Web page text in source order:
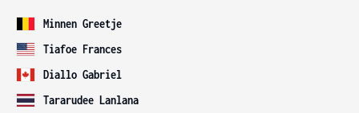
Minnen Greetje
Tiafoe Frances
Diallo Gabriel
Tararudee Lanlana